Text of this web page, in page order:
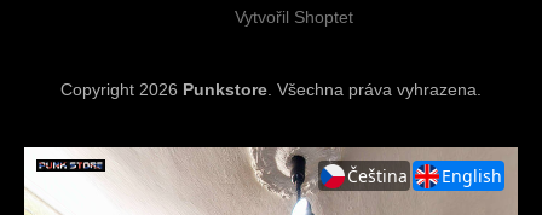
Vytvořil Shoptet
Copyright 2026 Punkstore . Všechna práva vyhrazena.